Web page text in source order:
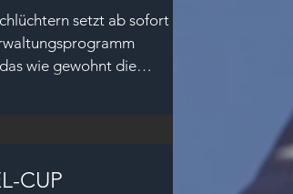
setzt ab sofort
wie gewohnt die
CUP